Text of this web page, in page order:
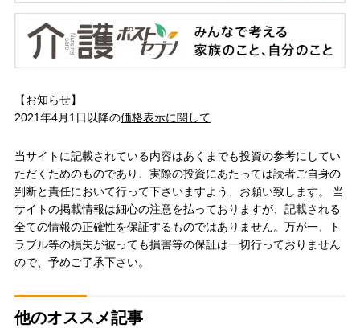
【お知らせ】
2021年4月1日以降の価格表示に関して
当サイトに記載されている内容はあくまでも投資の参考にしてい
ただくためのものであり、実際の投資にあたっては読者ご自身の
判断と責任において行って下さいますよう、お願い致します。 当
サイトの掲載情報は細心の注意を払っておりますが、記載される
全ての情報の正確性を保証するものではありません。万が一、ト
ラブル等の損失が被っても損害等の保証は一切行っておりません
ので、予めご了承下さい。
他のオススメ記事